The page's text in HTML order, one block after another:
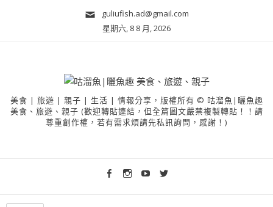
guliufish.ad@gmail.com
星期六, 8 8 月, 2026
美食 | 旅遊 | 親子 | 生活 | 情報分享，版權所有 © 咕溜魚|曬魚趣
美食、旅遊、親子 (歡迎轉貼連結，但全篇圖文嚴禁複製轉貼！！請
尊重創作權，若有需求煩請先私訊詢問，感謝！)